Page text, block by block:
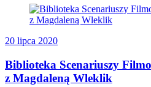
20 lipca 2020
Biblioteka Scenariuszy
z Magdaleną Wleklik